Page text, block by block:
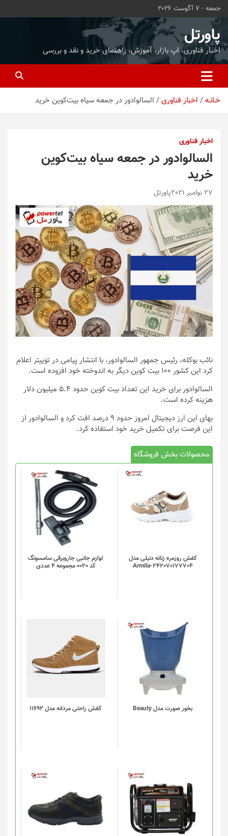
محتوا
بروید
جمعه - 7 آگوست 2026
پاورتل
اخبار فناوری، اپ بازار، آموزش، راهنمای خرید و نقد و بررسی
خـانـه اخبار فناوری السالوادور در جمعه سیاه بیت‌کوین خرید
اخبار فناوری
السالوادور در جمعه سیاه بیت‌کوین
خرید
27 نوامبر 2021 پاورتل
نائب بوکله، رئیس جمهور السالوادور، با انتشار پیامی در توییتر اعلام
کرد این کشور ۱۰۰ بیت کوین دیگر به اندوخته خود افزوده است.
السالوادور برای خرید این تعداد بیت کوین حدود ۵.۴ میلیون دلار
هزینه کرده است.
بهای این ارز دیجیتال امروز حدود ۹ درصد افت کرد و السالوادور از
این فرصت برای تکمیل خرید خود استفاده کرد.
محصولات بخش فروشگاه
کفش روزمره زنانه دنیلی مدل
Armila-242070177704
لوازم جانبی جاروبرقی سامسونگ
کد 0020 مجموعه 4 عددی
بخور صورت مدل Beauty کفش راحتی مردانه مدل 11692
محصول
دارای
انواع
مختلفی
گزینه
محصول
شوند